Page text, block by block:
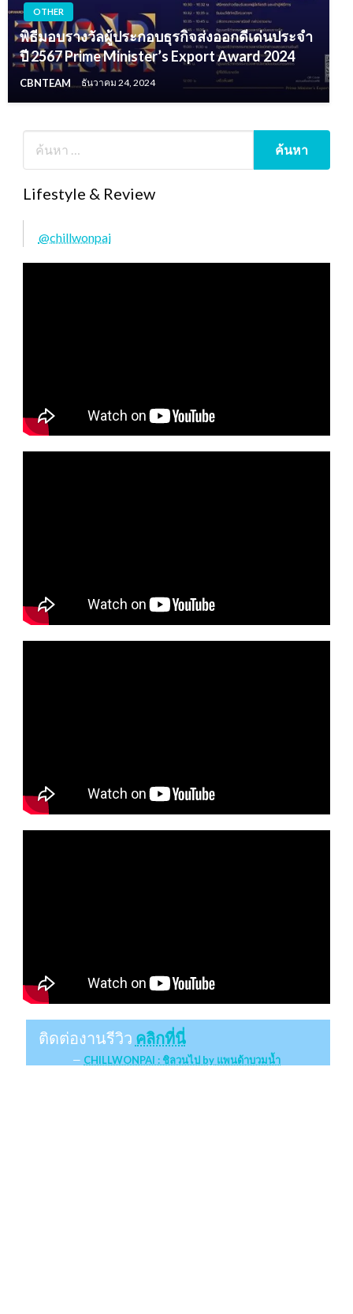
OTHER
พิธีมอบรางวัลผู้ประกอบธุรกิจส่งออกดีเด่นประจำ
ปี 2567 Prime Minister’s Export Award 2024
CBNTEAM ธันวาคม 24, 2024
Lifestyle & Review
@chillwonpai
ติดต่องานรีวิว คลิกที่นี่
CHILLWONPAI : ชิลวนไป by แพนด้าบวมน้ำ